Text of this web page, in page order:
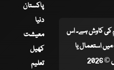
ٹیم کی کاوش ہے۔ اس
استعمال یا
پاکستان
دنیا
معیشت
کھیل
تعلیم